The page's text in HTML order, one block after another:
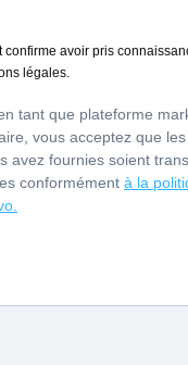
erzeugt die
in der
Domfrontais,
de Normandie.
de Lauriston
entstehen
Kollektion aus